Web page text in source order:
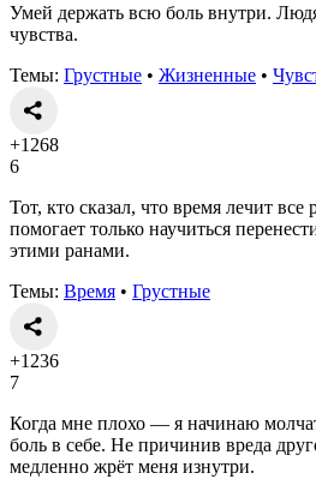
Умей держать всю боль внутри.
чувства.
Темы: Грустные • Жизненные •
+1268
6
Тот, кто сказал, что время лечит
помогает только научиться
этими ранами.
Темы: Время • Грустные
+1236
7
Когда мне плохо — я начинаю
боль в себе. Не причинив вреда
медленно жрёт меня изнутри.